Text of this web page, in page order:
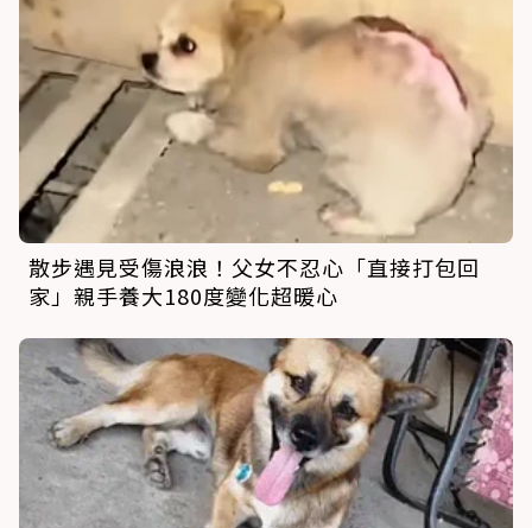
散步遇見受傷浪浪！父女不忍心「直接打包回
家」親手養大180度變化超暖心